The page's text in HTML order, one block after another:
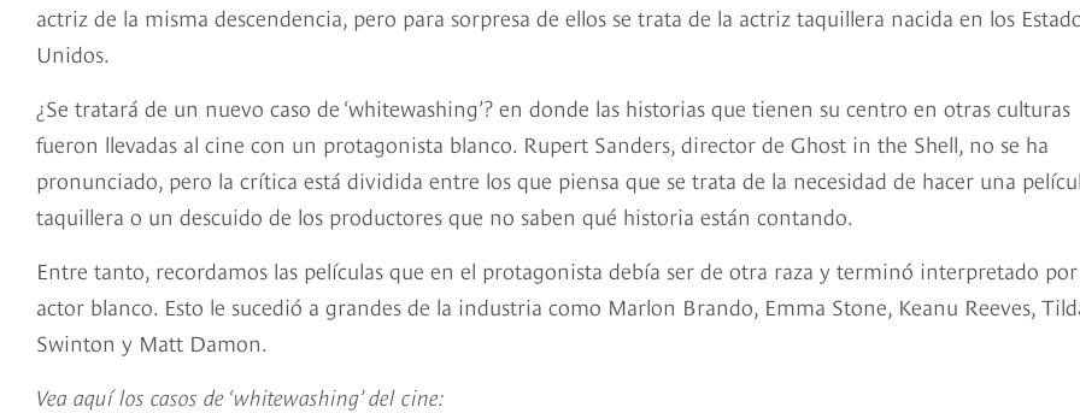
actriz de la misma descendencia, pero para sorpresa de ellos se trata de la actriz taquillera nacida en los
Unidos.
¿Se tratará de un nuevo caso de ‘whitewashing’? en donde las historias que tienen su centro en otras culturas
fueron llevadas al cine con un protagonista blanco. Rupert Sanders, director de Ghost in the Shell, no se ha
pronunciado, pero la crítica está dividida entre los que piensa que se trata de la necesidad de hacer una
taquillera o un descuido de los productores que no saben qué historia están contando.
Entre tanto, recordamos las películas que en el protagonista debía ser de otra raza y terminó interpretado
actor blanco. Esto le sucedió a grandes de la industria como Marlon Brando, Emma Stone, Keanu Reeves,
Swinton y Matt Damon.
Vea aquí los casos de ‘whitewashing’ del cine: